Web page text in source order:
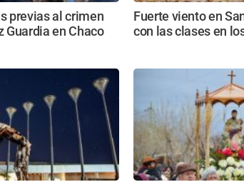
previas al crimen
Guardia en Chaco
Fuerte viento en
con las clases en